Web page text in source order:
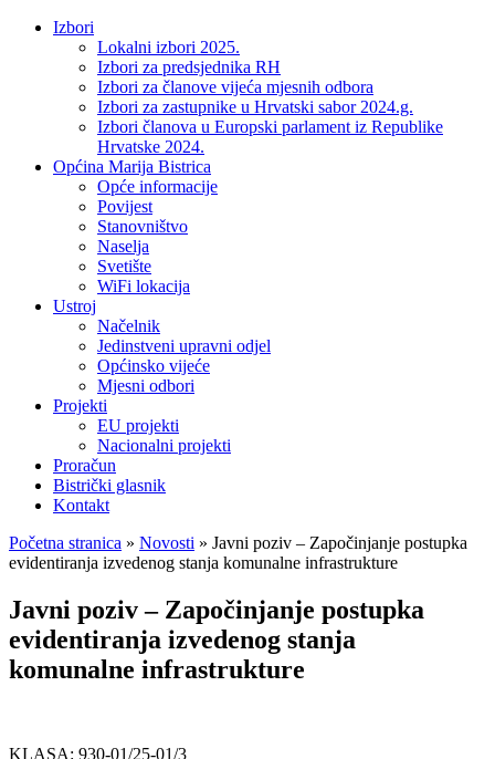
Izbori
Lokalni izbori 2025.
Izbori za predsjednika RH
Izbori za članove vijeća mjesnih odbora
Izbori za zastupnike u Hrvatski sabor 2024.g.
Izbori članova u Europski parlament iz Republike
Hrvatske 2024.
Općina Marija Bistrica
Opće informacije
Povijest
Stanovništvo
Naselja
Svetište
WiFi lokacija
Ustroj
Načelnik
Jedinstveni upravni odjel
Općinsko vijeće
Mjesni odbori
Projekti
EU projekti
Nacionalni projekti
Proračun
Bistrički glasnik
Kontakt
Početna stranica » Novosti » Javni poziv – Započinjanje postupka
evidentiranja izvedenog stanja komunalne infrastrukture
Javni poziv – Započinjanje postupka
evidentiranja izvedenog stanja
komunalne infrastrukture
KLASA: 930-01/25-01/3